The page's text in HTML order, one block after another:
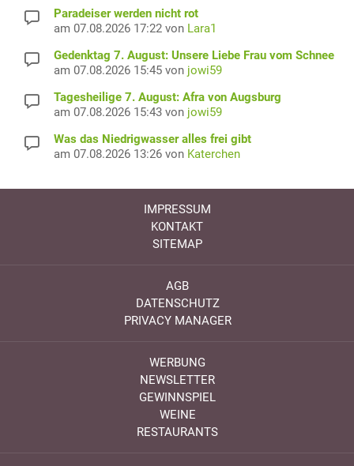
Paradeiser werden nicht rot
am 07.08.2026 17:22 von Lara1
Gedenktag 7. August: Unsere Liebe Frau vom Schnee
am 07.08.2026 15:45 von jowi59
Tagesheilige 7. August: Afra von Augsburg
am 07.08.2026 15:43 von jowi59
Was das Niedrigwasser alles frei gibt
am 07.08.2026 13:26 von Katerchen
IMPRESSUM
KONTAKT
SITEMAP
AGB
DATENSCHUTZ
PRIVACY MANAGER
WERBUNG
NEWSLETTER
GEWINNSPIEL
WEINE
RESTAURANTS